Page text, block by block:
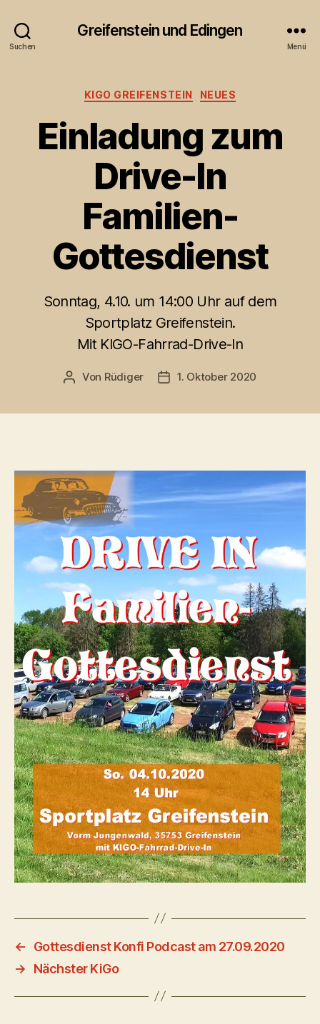
Suchen
Greifenstein und Edingen
Menü
Kategorien
KIGO GREIFENSTEIN NEUES
Einladung zum
Drive-In
Familien-
Gottesdienst
Sonntag, 4.10. um 14:00 Uhr auf dem
Sportplatz Greifenstein.
Mit KIGO-Fahrrad-Drive-In
Beitragsautor
Von Rüdiger Veröffentlichungsdatum
1. Oktober 2020
←
Gottesdienst Konfi Podcast am 27.09.2020
→
Nächster KiGo